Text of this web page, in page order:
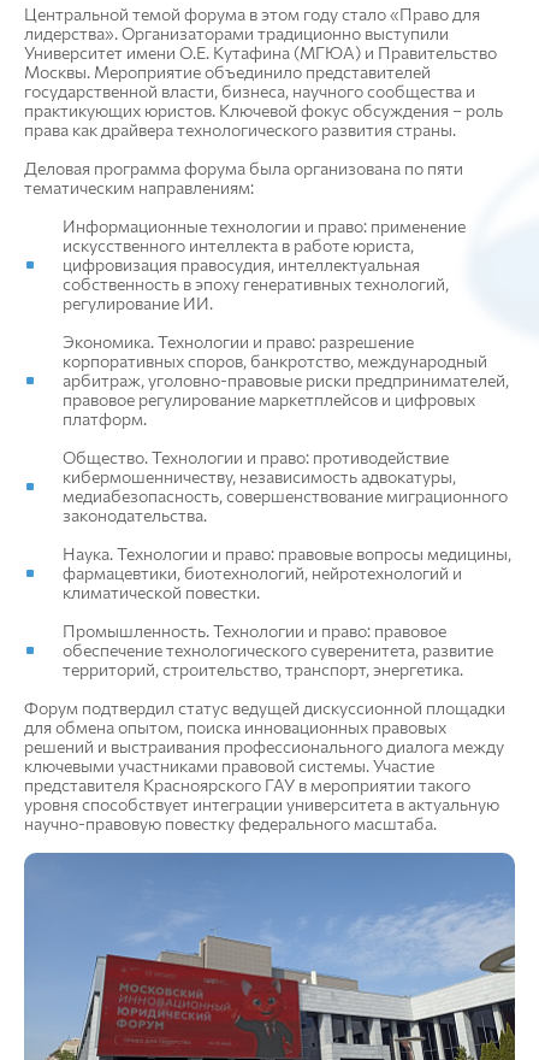
Центральной темой форума в этом году стало «Право для
лидерства». Организаторами традиционно выступили
Университет имени О.Е. Кутафина (МГЮА) и Правительство
Москвы. Мероприятие объединило представителей
государственной власти, бизнеса, научного сообщества и
практикующих юристов. Ключевой фокус обсуждения – роль
права как драйвера технологического развития страны.
Деловая программа форума была организована по пяти
тематическим направлениям:
Информационные технологии и право: применение
искусственного интеллекта в работе юриста,
цифровизация правосудия, интеллектуальная
собственность в эпоху генеративных технологий,
регулирование ИИ.
Экономика. Технологии и право: разрешение
корпоративных споров, банкротство, международный
арбитраж, уголовно-правовые риски предпринимателей,
правовое регулирование маркетплейсов и цифровых
платформ.
Общество. Технологии и право: противодействие
кибермошенничеству, независимость адвокатуры,
медиабезопасность, совершенствование миграционного
законодательства.
Наука. Технологии и право: правовые вопросы медицины,
фармацевтики, биотехнологий, нейротехнологий и
климатической повестки.
Промышленность. Технологии и право: правовое
обеспечение технологического суверенитета, развитие
территорий, строительство, транспорт, энергетика.
Форум подтвердил статус ведущей дискуссионной площадки
для обмена опытом, поиска инновационных правовых
решений и выстраивания профессионального диалога между
ключевыми участниками правовой системы. Участие
представителя Красноярского ГАУ в мероприятии такого
уровня способствует интеграции университета в актуальную
научно-правовую повестку федерального масштаба.